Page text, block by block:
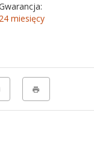
24 miesięcy